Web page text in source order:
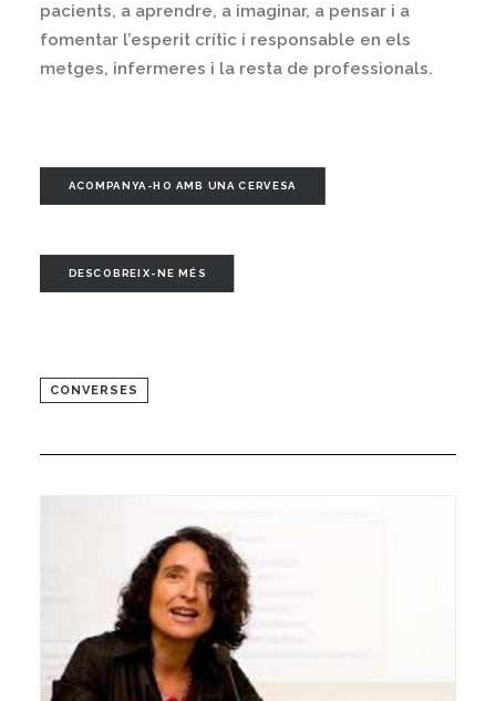
pacients, a aprendre, a imaginar, a pensar i a
fomentar l’esperit crític i responsable en els
metges, infermeres i la resta de professionals.
ACOMPANYA-HO AMB UNA CERVESA
DESCOBREIX-NE MÉS
CONVERSES